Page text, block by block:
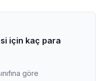
için kaç para
göre